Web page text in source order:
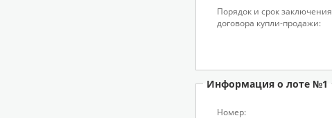
Порядок и срок заключения
договора купли-продажи:
Информация о лоте №1
Номер: